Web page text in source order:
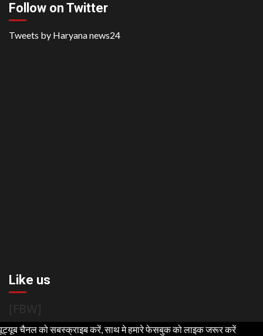
Follow on Twitter
Tweets by Haryana news24
Like us
[FBW]
सबस्क्राइब करें, साथ मे हमारे फेसबुक को लाइक जरूर करें